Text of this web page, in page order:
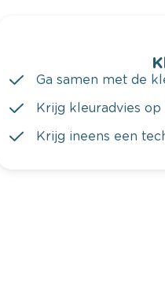
Ga samen met de
Krijg kleuradvies
Krijg ineens een